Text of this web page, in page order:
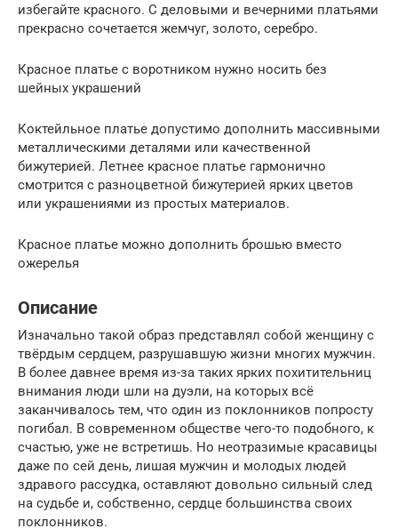
избегайте красного. С деловыми и вечерними платьями
прекрасно сочетается жемчуг, золото, серебро.
Красное платье с воротником нужно носить без
шейных украшений
Коктейльное платье допустимо дополнить массивными
металлическими деталями или качественной
бижутерией. Летнее красное платье гармонично
смотрится с разноцветной бижутерией ярких цветов
или украшениями из простых материалов.
Красное платье можно дополнить брошью вместо
ожерелья
Описание
Изначально такой образ представлял собой женщину с
твёрдым сердцем, разрушавшую жизни многих мужчин.
В более давнее время из-за таких ярких похитительниц
внимания люди шли на дуэли, на которых всё
заканчивалось тем, что один из поклонников попросту
погибал. В современном обществе чего-то подобного, к
счастью, уже не встретишь. Но неотразимые красавицы
даже по сей день, лишая мужчин и молодых людей
здравого рассудка, оставляют довольно сильный след
на судьбе и, собственно, сердце большинства своих
поклонников.